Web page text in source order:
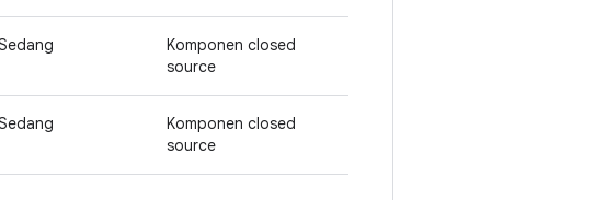
Komponen closed
source
Komponen closed
source